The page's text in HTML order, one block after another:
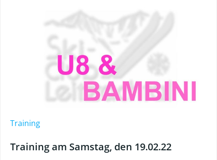
Training
Training am Samstag, den 19.02.22